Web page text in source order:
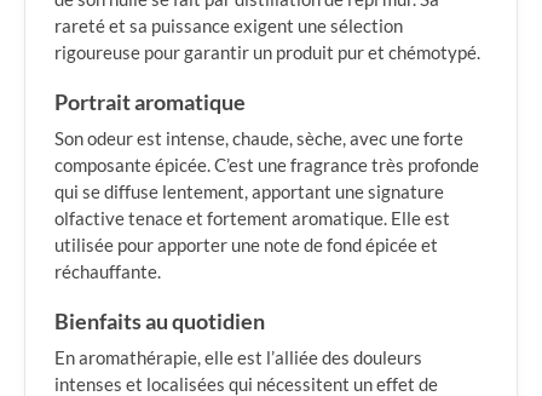
rareté et sa puissance exigent une sélection
rigoureuse pour garantir un produit pur et chémotypé.
Portrait aromatique
Son odeur est intense, chaude, sèche, avec une forte
composante épicée. C’est une fragrance très profonde
qui se diffuse lentement, apportant une signature
olfactive tenace et fortement aromatique. Elle est
utilisée pour apporter une note de fond épicée et
réchauffante.
Bienfaits au quotidien
En aromathérapie, elle est l’alliée des douleurs
intenses et localisées qui nécessitent un effet de